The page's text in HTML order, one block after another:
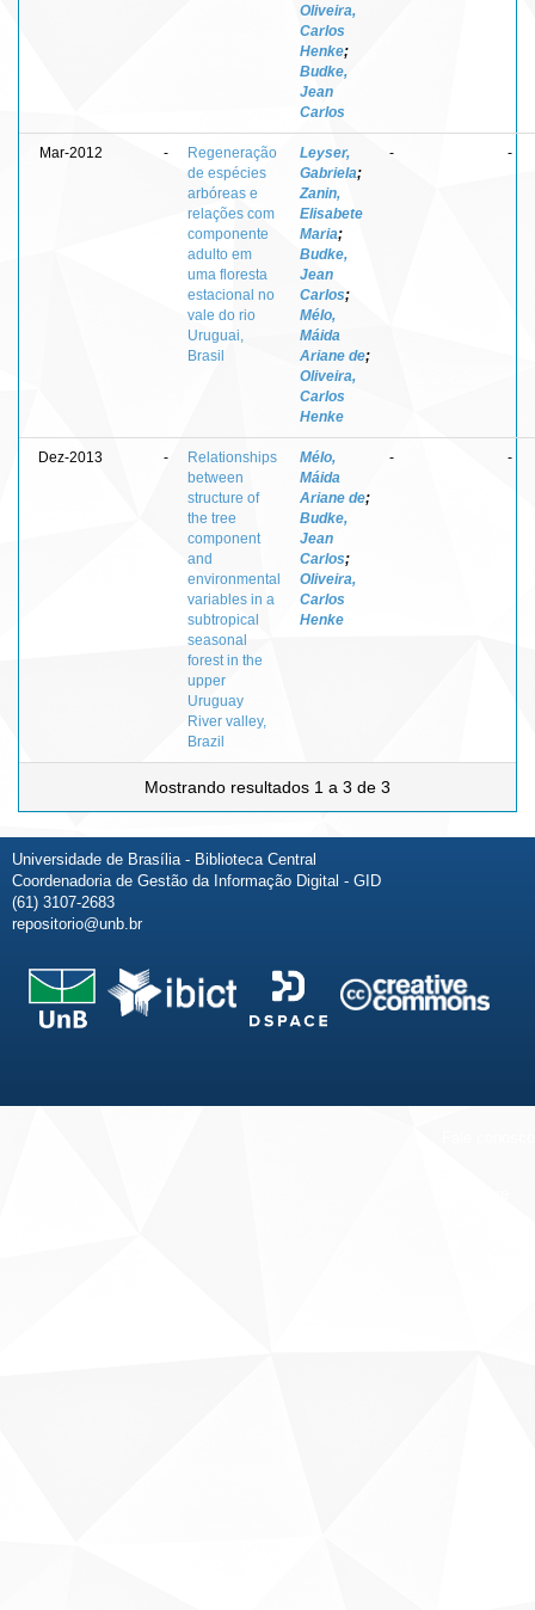
Oliveira,
Carlos
Henke;
Budke,
Jean
Carlos
Mar-2012 -
Regeneração
de espécies
arbóreas e
relações com
componente
adulto em
uma floresta
estacional no
vale do rio
Uruguai,
Brasil
Leyser,
Gabriela;
Zanin,
Elisabete
Maria;
Budke,
Jean
Carlos;
Mélo,
Máida
Ariane de;
Oliveira,
Carlos
Henke
- -
Dez-2013 -
Relationships
between
structure of
the tree
component
and
environmental
variables in a
subtropical
seasonal
forest in the
upper
Uruguay
River valley,
Brazil
Mélo,
Máida
Ariane de;
Budke,
Jean
Carlos;
Oliveira,
Carlos
Henke
- -
Mostrando resultados 1 a 3 de 3
Universidade de Brasília - Biblioteca Central
Coordenadoria de Gestão da Informação Digital - GID
(61) 3107-2683
repositorio@unb.br